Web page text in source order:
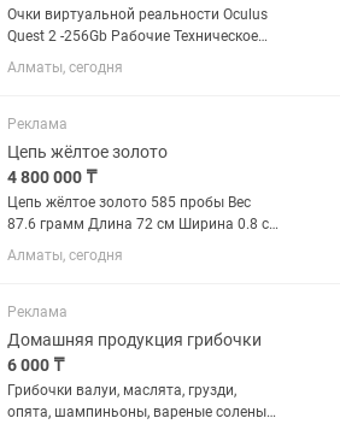
Очки виртуальной реальности Oculus
Quest 2 -256Gb Рабочие Техническое
состояние хорошее, рабочее Все
функции проверены, работают -
Алматы, сегодня
Реклама
Цепь жёлтое золото
4 800 000 ₸
Цепь жёлтое золото 585 пробы Вес
87.6 грамм Длина 72 см Ширина 0.8 см
Состояние отличное
Алматы, сегодня
Реклама
Домашняя продукция грибочки
6 000 ₸
Грибочки валуи, маслята, грузди,
опята, шампиньоны, вареные соленые,